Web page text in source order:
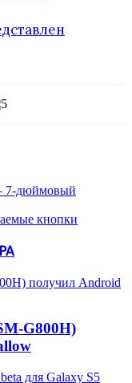
7-дюймовый
кнопки
G800H)